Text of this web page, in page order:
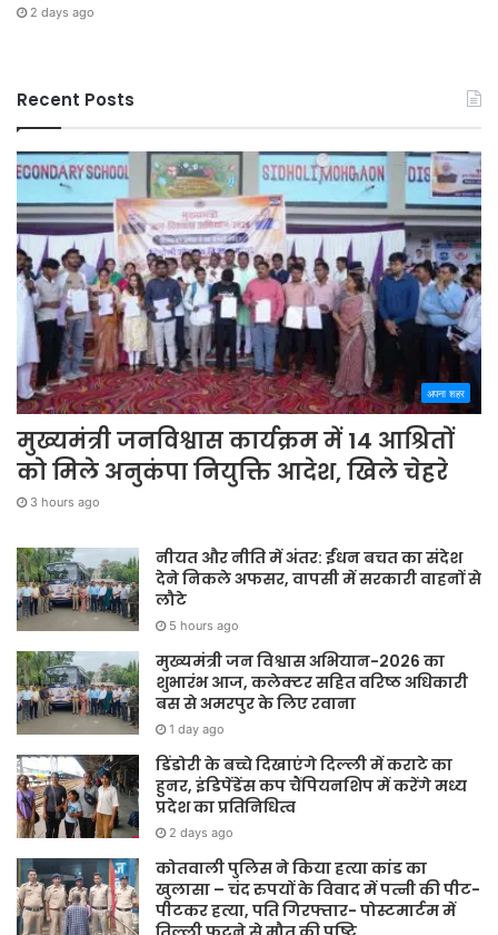
2 days ago
Recent Posts
अपना शहर
मुख्यमंत्री जनविश्वास कार्यक्रम में 14 आश्रितों
को मिले अनुकंपा नियुक्ति आदेश, खिले चेहरे
3 hours ago
नीयत और नीति में अंतर: ईंधन बचत का संदेश
देने निकले अफसर, वापसी में सरकारी वाहनों से
लौटे
5 hours ago
मुख्यमंत्री जन विश्वास अभियान-2026 का
शुभारंभ आज, कलेक्टर सहित वरिष्ठ अधिकारी
बस से अमरपुर के लिए रवाना
1 day ago
डिंडोरी के बच्चे दिखाएंगे दिल्ली में कराटे का
हुनर, इंडिपेंडेंस कप चैंपियनशिप में करेंगे मध्य
प्रदेश का प्रतिनिधित्व
2 days ago
कोतवाली पुलिस ने किया हत्या कांड का
खुलासा – चंद रुपयों के विवाद में पत्नी की पीट-
पीटकर हत्या, पति गिरफ्तार- पोस्टमार्टम में